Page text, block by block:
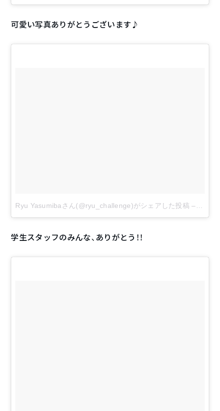
可愛い写真ありがとうございます♪
Ryu Yasumibaさん(@ryu_challenge)がシェアした投稿 – 2017
学生スタッフのみんな、ありがとう！！